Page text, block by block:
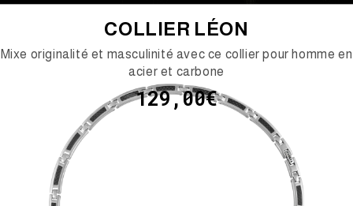
COLLIER LÉON
Mixe originalité et masculinité avec ce collier pour homme en
acier et carbone
129,00€